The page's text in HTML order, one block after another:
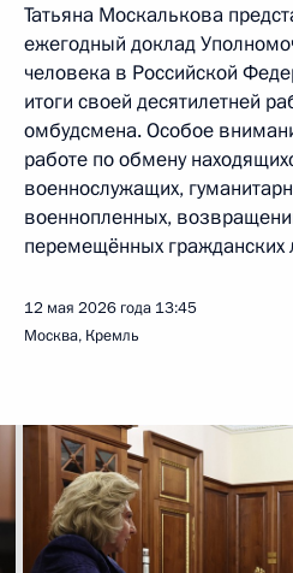
Татьяна Москалькова
ежегодный доклад
человека в Российской
итоги своей десятилетней
омбудсмена. Особое
работе по обмену
военнослужащих,
военнопленных,
перемещённых гражданских
12 мая 2026 года 13:45
Москва, Кремль